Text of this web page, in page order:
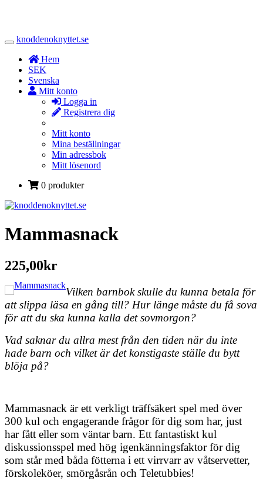
Toggle
Navigation
knoddenoknyttet.se
Hem
SEK
Svenska
Mitt konto
Logga in
Registrera dig
Mitt konto
Mina beställningar
Min adressbok
Mitt lösenord
0 produkter
Mammasnack
225,00kr
Vilken barnbok skulle du kunna betala för
att slippa läsa en gång till? Hur länge måste du få sova
för att du ska kunna kalla det sovmorgon?
Vad saknar du allra mest från den tiden när du inte
hade barn och vilket är det konstigaste ställe du bytt
blöja på?
Mammasnack är ett verkligt träffsäkert spel med över
300 kul och engagerande frågor för dig som har, just
har fått eller som väntar barn. Ett fantastiskt kul
diskussionsspel med hög igenkänningsfaktor för dig
som står med båda fötterna i ett virrvarr av våtservetter,
förskoleköer, smörgåsrån och Teletubbies!